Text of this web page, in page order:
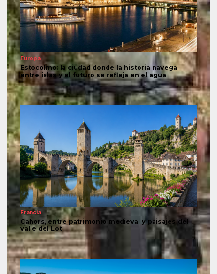
Europa
Estocolmo: la ciudad donde la historia navega
entre islas y el futuro se refleja en el agua
Francia
Cahors, entre patrimonio medieval y paisajes del
valle del Lot